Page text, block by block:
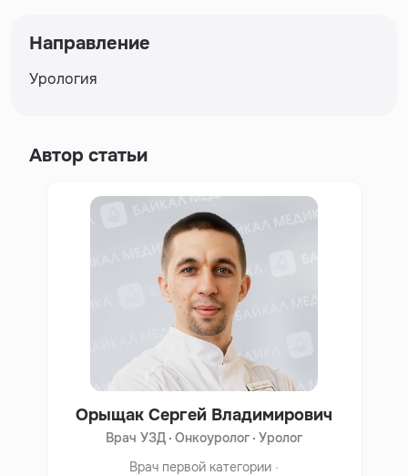
Направление
Урология
Автор статьи
Орыщак Сергей Владимирович
Врач УЗД Онкоуролог Уролог
Врач первой категории ·